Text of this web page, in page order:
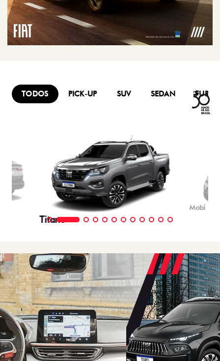
TODOS PICK-UP SUV SEDAN
Titano
Mobi